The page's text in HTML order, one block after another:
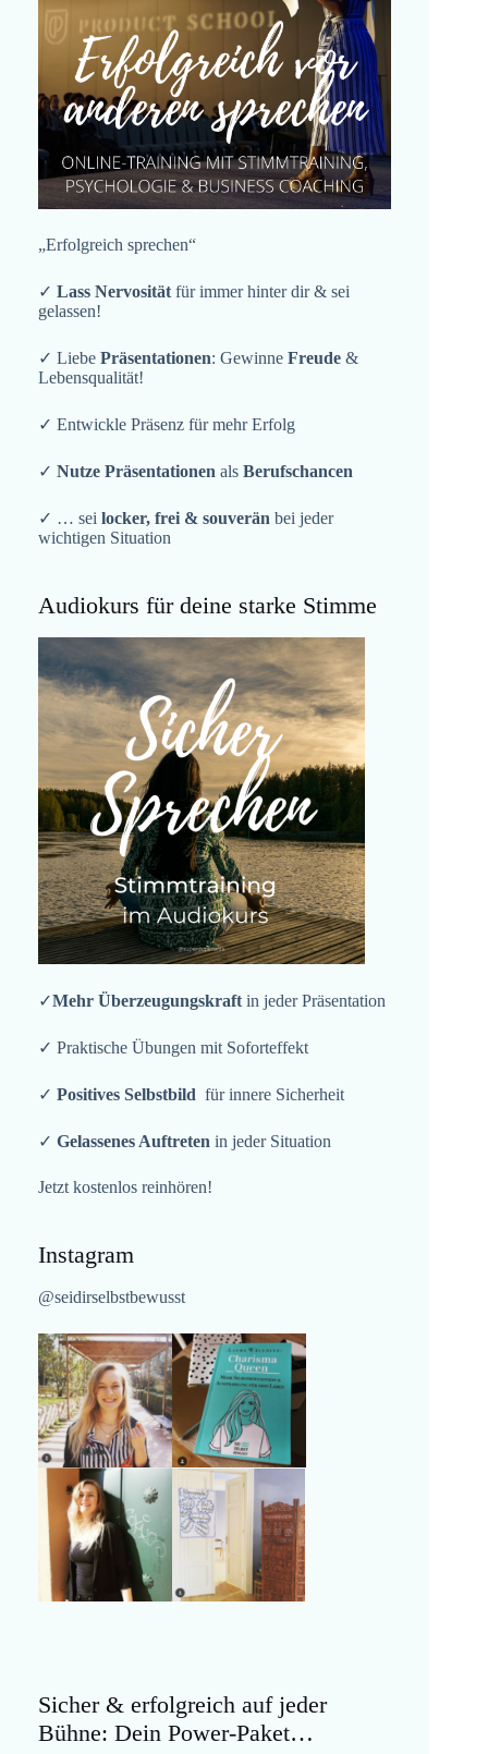
„Erfolgreich sprechen“
✓ Lass Nervosität für immer hinter dir & sei
gelassen!
✓ Liebe Präsentationen: Gewinne Freude &
Lebensqualität!
✓ Entwickle Präsenz für mehr Erfolg
✓ Nutze Präsentationen als Berufschancen
✓ … sei locker, frei & souverän bei jeder
wichtigen Situation
Audiokurs für deine starke Stimme
✓Mehr Überzeugungskraft in jeder Präsentation
✓ Praktische Übungen mit Soforteffekt
✓ Positives Selbstbild für innere Sicherheit
✓ Gelassenes Auftreten in jeder Situation
Jetzt kostenlos reinhören!
Instagram
@seidirselbstbewusst
Sicher & erfolgreich auf jeder
Bühne: Dein Power-Paket…